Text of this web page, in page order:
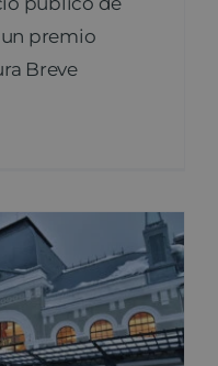
premio
Breve